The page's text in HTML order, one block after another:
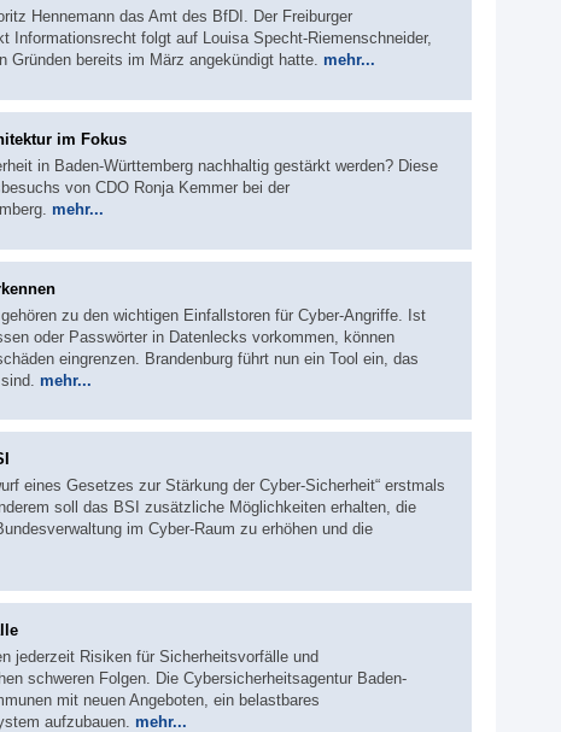
Hennemann das Amt des BfDI. Der Freiburger
Informationsrecht folgt auf Louisa Specht-Riemenschneider,
Gründen bereits im März angekündigt hatte. mehr...
im Fokus
in Baden-Württemberg nachhaltig gestärkt werden? Diese
von CDO Ronja Kemmer bei der
mehr...
zu den wichtigen Einfallstoren für Cyber-Angriffe. Ist
oder Passwörter in Datenlecks vorkommen, können
eingrenzen. Brandenburg führt nun ein Tool ein, das
mehr...
eines Gesetzes zur Stärkung der Cyber-Sicherheit“ erstmals
soll das BSI zusätzliche Möglichkeiten erhalten, die
im Cyber-Raum zu erhöhen und die
jederzeit Risiken für Sicherheitsvorfälle und
schweren Folgen. Die Cybersicherheitsagentur Baden-
mit neuen Angeboten, ein belastbares
aufzubauen. mehr...